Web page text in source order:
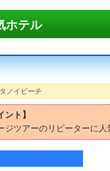
ホテル
ノイビーチ
ント】
ジツアーのリピーターに